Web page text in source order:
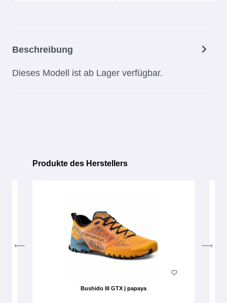
Beschreibung
Dieses Modell ist ab Lager verfügbar.
Produktgalerie überspringen
Produkte des Herstellers
Bushido III GTX | papaya